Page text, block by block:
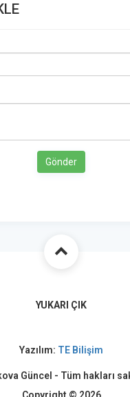
Gönder
YUKARI ÇIK
Yazılım: TE Bilişim
Güncel - Tüm hakları